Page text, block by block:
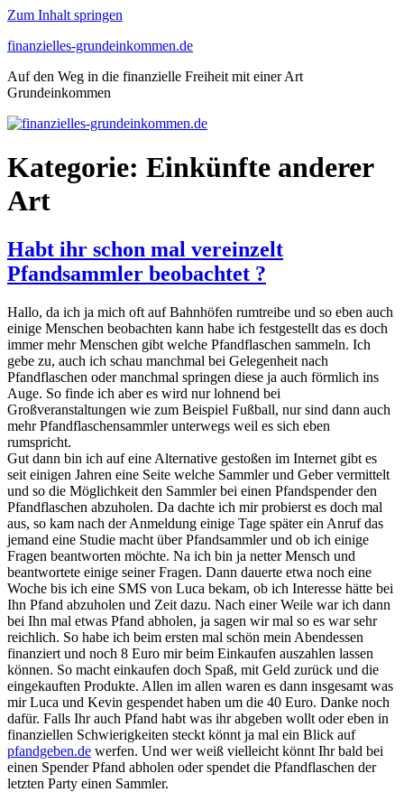
Zum Inhalt springen
finanzielles-grundeinkommen.de
Auf den Weg in die finanzielle Freiheit mit einer Art
Grundeinkommen
Kategorie: Einkünfte anderer
Art
Habt ihr schon mal vereinzelt
Pfandsammler beobachtet ?
Hallo, da ich ja mich oft auf Bahnhöfen rumtreibe und so eben auch
einige Menschen beobachten kann habe ich festgestellt das es doch
immer mehr Menschen gibt welche Pfandflaschen sammeln. Ich
gebe zu, auch ich schau manchmal bei Gelegenheit nach
Pfandflaschen oder manchmal springen diese ja auch förmlich ins
Auge. So finde ich aber es wird nur lohnend bei
Großveranstaltungen wie zum Beispiel Fußball, nur sind dann auch
mehr Pfandflaschensammler unterwegs weil es sich eben
rumspricht.
Gut dann bin ich auf eine Alternative gestoßen im Internet gibt es
seit einigen Jahren eine Seite welche Sammler und Geber vermittelt
und so die Möglichkeit den Sammler bei einen Pfandspender den
Pfandflaschen abzuholen. Da dachte ich mir probierst es doch mal
aus, so kam nach der Anmeldung einige Tage später ein Anruf das
jemand eine Studie macht über Pfandsammler und ob ich einige
Fragen beantworten möchte. Na ich bin ja netter Mensch und
beantwortete einige seiner Fragen. Dann dauerte etwa noch eine
Woche bis ich eine SMS von Luca bekam, ob ich Interesse hätte bei
Ihn Pfand abzuholen und Zeit dazu. Nach einer Weile war ich dann
bei Ihn mal etwas Pfand abholen, ja sagen wir mal so es war sehr
reichlich. So habe ich beim ersten mal schön mein Abendessen
finanziert und noch 8 Euro mir beim Einkaufen auszahlen lassen
können. So macht einkaufen doch Spaß, mit Geld zurück und die
eingekauften Produkte. Allen im allen waren es dann insgesamt was
mir Luca und Kevin gespendet haben um die 40 Euro. Danke noch
dafür. Falls Ihr auch Pfand habt was ihr abgeben wollt oder eben in
finanziellen Schwierigkeiten steckt könnt ja mal ein Blick auf
pfandgeben.de werfen. Und wer weiß vielleicht könnt Ihr bald bei
einen Spender Pfand abholen oder spendet die Pfandflaschen der
letzten Party einen Sammler.